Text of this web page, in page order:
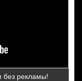
без рекламы!